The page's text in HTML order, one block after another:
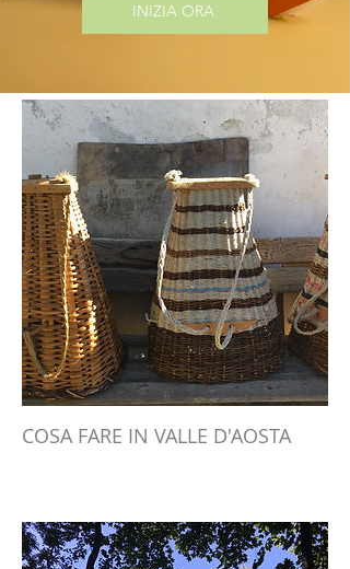
INIZIA ORA
COSA FARE IN VALLE D'AOSTA